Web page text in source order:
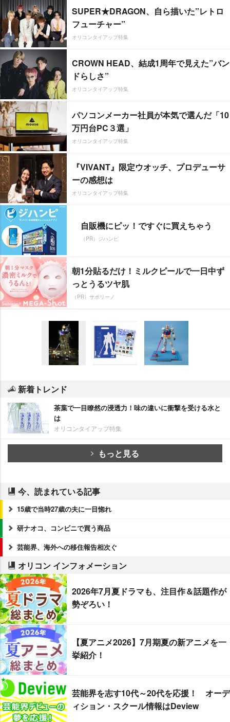
SUPER★DRAGON、自ら描いた”レトロ
フューチャー”
オリコンタイアップ特集
CROWN HEAD、結成1周年で見えた”バン
ドらしさ”
オリコンタイアップ特集
パソコンメーカー社員が本気で選んだ「10
万円台PC３選」
オリコンタイアップ特集
『VIVANT』限定ウオッチ、プロデューサ
ーの感想は
オリコンタイアップ特集
自販機にピッ！ですぐに買えちゃう
（PR）ジハンピ
朝1分貼るだけ！ミルクピールで一日中ず
っとうるツヤ肌
（PR）サボリーノ
新着トレンド
茶葉で一目瞭然の浸透力！味の違いに衝撃を受ける水と
は
オリコンタイアップ特集
もっと見る
今、読まれている記事
15歳で当時27歳の夫に一目惚れ
研ナオコ、コンビニで買う商品
芸能界、海外への移住報告相次ぐ
オリコン インフォメーション
2026年7月夏ドラマも、注目作＆話題作が
勢ぞろい！
【夏アニメ2026】7月期夏の新アニメを一
挙紹介！
芸能界を志す10代～20代を応援！ オーデ
ィション・スクール情報はDeview